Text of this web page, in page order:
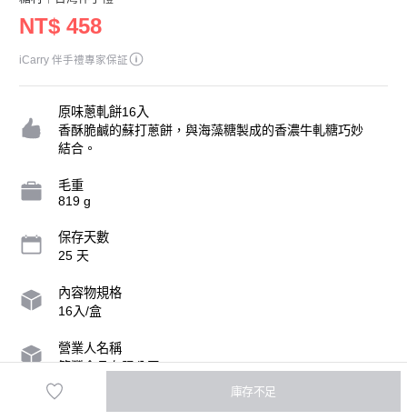
NT$ 458
iCarry 伴手禮專家保証
原味蔥軋餅16入
香酥脆鹹的蘇打蔥餅，與海藻糖製成的香濃牛軋糖巧妙
結合。
毛重
819 g
保存天數
25 天
內容物規格
16入/盒
營業人名稱
笠豐食品有限公司
庫存不足